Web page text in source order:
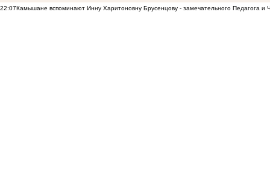
22:07Камышане вспоминают Инну Харитоновну Брусенцову - замечательного Педагога и